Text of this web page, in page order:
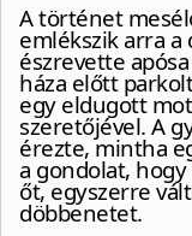
A történet
emlékszik arra
észrevette
háza előtt
egy eldugott
szeretőjével. A
érezte, mintha
a gondolat,
őt, egyszerre
döbbenetet.